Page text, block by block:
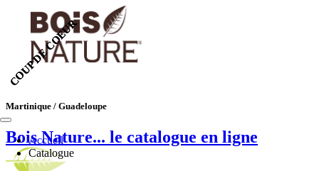
Martinique / Guadeloupe
Bois Nature... le catalogue en ligne
Accueil
Catalogue
COUP DE COEUR
COUP DE COEUR